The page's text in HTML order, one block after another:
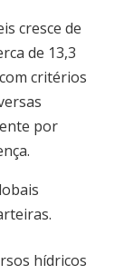
cresce de
de 13,3
critérios
por
hídricos